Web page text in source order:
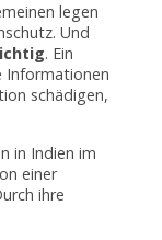
legen
Und
. Ein
Informationen
schädigen,
in Indien im
einer
ihre